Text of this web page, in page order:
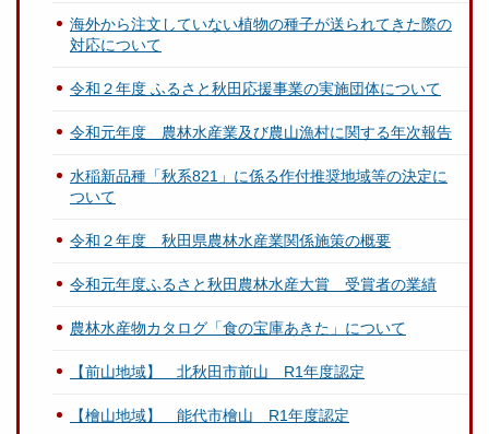
海外から注文していない植物の種子が送られてきた際の
対応について
令和２年度 ふるさと秋田応援事業の実施団体について
令和元年度 農林水産業及び農山漁村に関する年次報告
水稲新品種「秋系821」に係る作付推奨地域等の決定に
ついて
令和２年度 秋田県農林水産業関係施策の概要
令和元年度ふるさと秋田農林水産大賞 受賞者の業績
農林水産物カタログ「食の宝庫あきた」について
【前山地域】 北秋田市前山 R1年度認定
【檜山地域】 能代市檜山 R1年度認定